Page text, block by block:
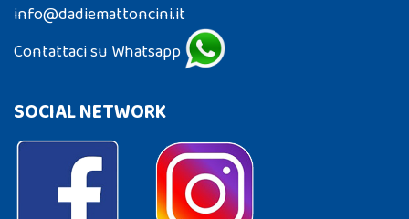
info@dadiemattoncini.it
Contattaci su Whatsapp
SOCIAL NETWORK